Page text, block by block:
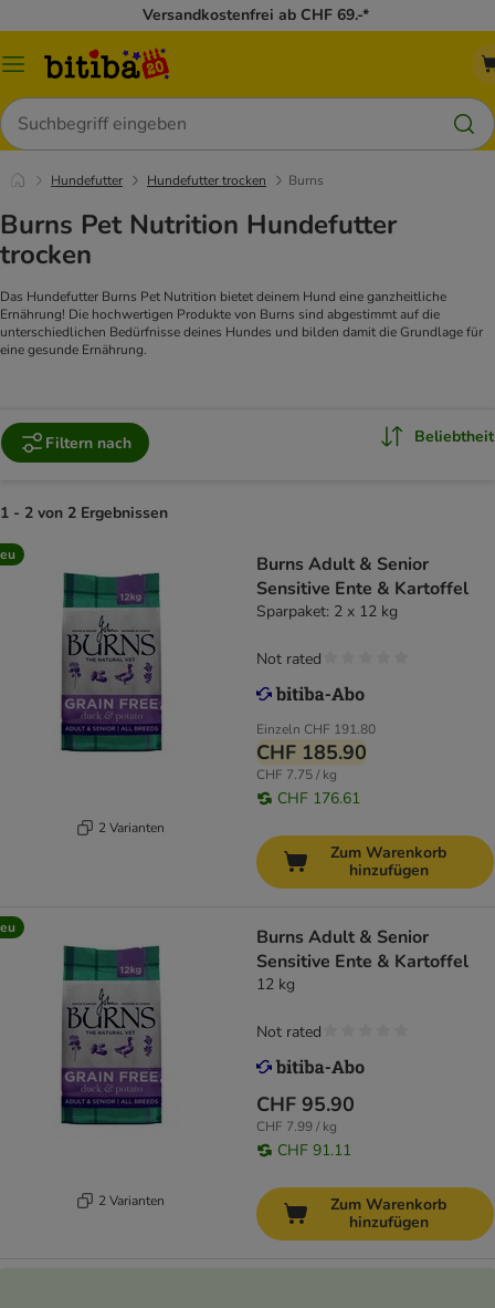
Versandkostenfrei ab CHF 69.-*
Menü
Suchen
Hundefutter Hundefutter trocken Burns
Burns Pet Nutrition Hundefutter
trocken
Das Hundefutter Burns Pet Nutrition bietet deinem Hund eine ganzheitliche
Ernährung! Die hochwertigen Produkte von Burns sind abgestimmt auf die
unterschiedlichen Bedürfnisse deines Hundes und bilden damit die Grundlage für
eine gesunde Ernährung.
Filtern nach Beliebtheit
1 - 2 von 2 Ergebnissen
2 Varianten
Burns Adult & Senior
Sensitive Ente & Kartoffel
Sparpaket: 2 x 12 kg
Einzeln CHF 191.80
CHF 185.90
CHF 7.75 / kg
CHF 176.61
Not rated
Zum Warenkorb
hinzufügen
2 Varianten
Burns Adult & Senior
Sensitive Ente & Kartoffel
12 kg
CHF 95.90
CHF 7.99 / kg
CHF 91.11
Not rated
Zum Warenkorb
hinzufügen